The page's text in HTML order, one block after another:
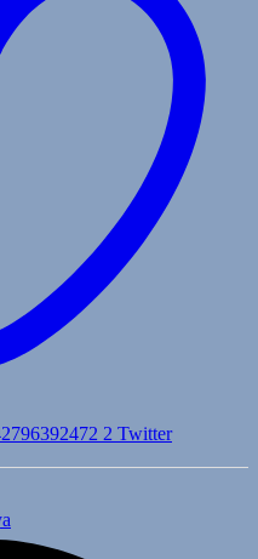
2 Twitter